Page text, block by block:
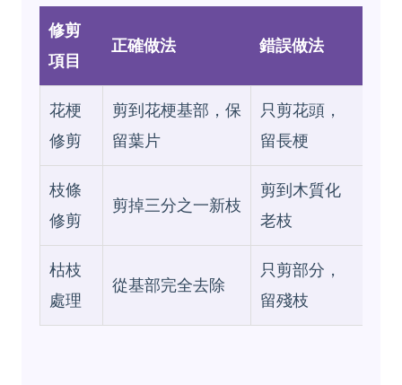
修剪
項目
正確做法 錯誤做法
花梗
修剪
剪到花梗基部，保
留葉片
只剪花頭，
留長梗
枝條
修剪
剪掉三分之一新枝
剪到木質化
老枝
枯枝
處理
從基部完全去除
只剪部分，
留殘枝